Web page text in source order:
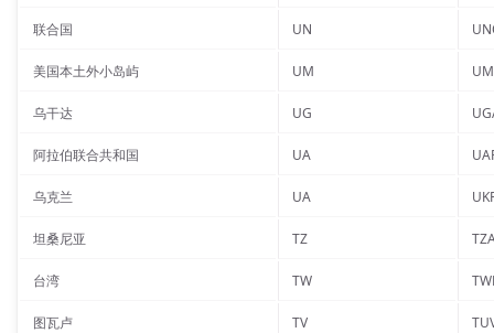
联合国 UN
美国本土外小岛屿 UM
乌干达 UG
阿拉伯联合共和国 UA
乌克兰 UA
坦桑尼亚 TZ
台湾 TW
图瓦卢 TV